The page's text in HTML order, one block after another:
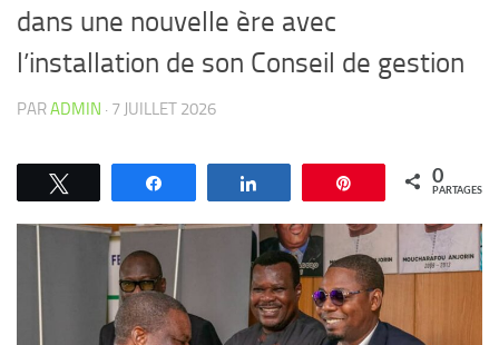
dans une nouvelle ère avec
l’installation de son Conseil de gestion
PARADMIN · 7 JUILLET 2026
Épingle 0
PARTAGES